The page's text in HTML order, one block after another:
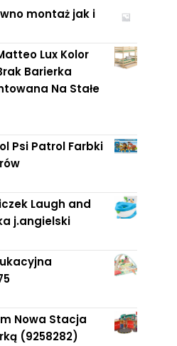
montaż jak i
Lux Kolor
Barierka
Na Stałe
Psi Patrol Farbki
Laugh and
j.angielski
Nowa Stacja
(9258282)